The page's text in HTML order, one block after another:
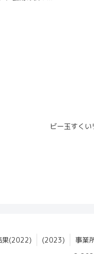
ビー玉すくい
果(2022) (2023) 事業